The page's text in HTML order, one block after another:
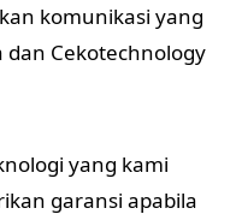
komunikasi yang
Cekotechnology
yang kami
garansi apabila